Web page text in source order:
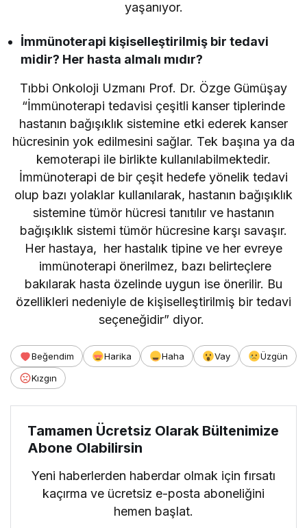
yaşanıyor.
İmmünoterapi kişiselleştirilmiş bir tedavi
midir? Her hasta almalı mıdır?
Tıbbi Onkoloji Uzmanı Prof. Dr. Özge Gümüşay
“İmmünoterapi tedavisi çeşitli kanser tiplerinde
hastanın bağışıklık sistemine etki ederek kanser
hücresinin yok edilmesini sağlar. Tek başına ya da
kemoterapi ile birlikte kullanılabilmektedir.
İmmünoterapi de bir çeşit hedefe yönelik tedavi
olup bazı yolaklar kullanılarak, hastanın bağışıklık
sistemine tümör hücresi tanıtılır ve hastanın
bağışıklık sistemi tümör hücresine karşı savaşır.
Her hastaya, her hastalık tipine ve her evreye
immünoterapi önerilmez, bazı belirteçlere
bakılarak hasta özelinde uygun ise önerilir. Bu
özellikleri nedeniyle de kişiselleştirilmiş bir tedavi
seçeneğidir” diyor.
Beğendim Harika Haha Vay
Üzgün
Kızgın
Tamamen Ücretsiz Olarak Bültenimize
Abone Olabilirsin
Yeni haberlerden haberdar olmak için fırsatı
kaçırma ve ücretsiz e-posta aboneliğini
hemen başlat.